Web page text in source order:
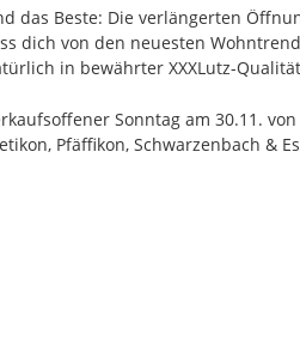
das Beste: Die verlängerten
dich von den neuesten
in bewährter XXXLutz-
Sonntag am 30.11.
Pfäffikon, Schwarzenbach &